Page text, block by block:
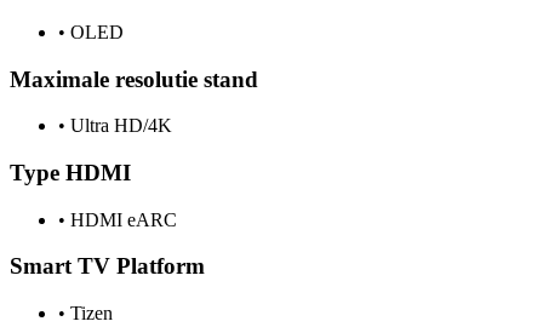
• OLED
Maximale resolutie stand
• Ultra HD/4K
Type HDMI
• HDMI eARC
Smart TV Platform
• Tizen